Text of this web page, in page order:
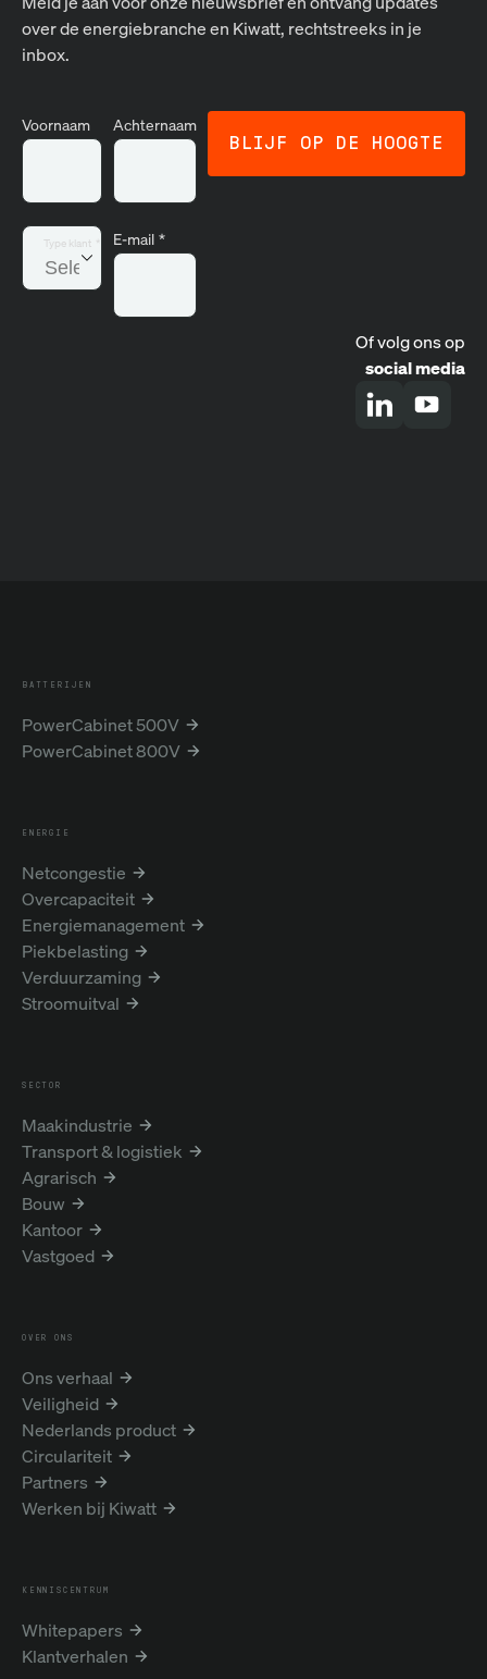
over de energiebranche en Kiwatt, rechtstreeks in je
inbox.
Voornaam Achternaam
Type klant * E-mail *
Of volg ons op
social media
BATTERIJEN
PowerCabinet 500V
PowerCabinet 800V
ENERGIE
Netcongestie
Overcapaciteit
Energiemanagement
Piekbelasting
Verduurzaming
Stroomuitval
SECTOR
Maakindustrie
Transport & logistiek
Agrarisch
Bouw
Kantoor
Vastgoed
OVER ONS
Ons verhaal
Veiligheid
Nederlands product
Circulariteit
Partners
Werken bij Kiwatt
KENNISCENTRUM
Whitepapers
Klantverhalen